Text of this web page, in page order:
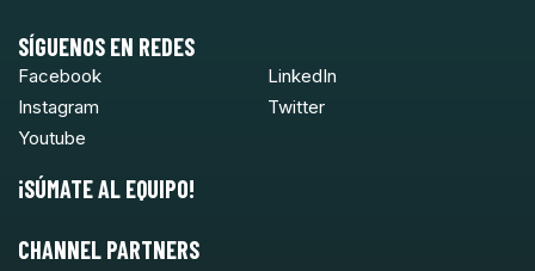
SÍGUENOS EN REDES
Facebook
LinkedIn
Instagram
Twitter
Youtube
¡SÚMATE AL EQUIPO!
CHANNEL PARTNERS